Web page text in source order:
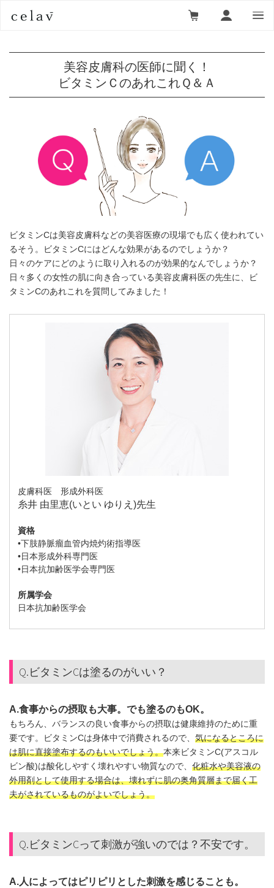
美容皮膚科の医師に聞く！
ビタミンＣのあれこれＱ＆Ａ
ビタミンCは美容皮膚科などの美容医療の現場でも広く使われてい
るそう。ビタミンCにはどんな効果があるのでしょうか？
日々のケアにどのように取り入れるのが効果的なんでしょうか？
日々多くの女性の肌に向き合っている美容皮膚科医の先生に、ビ
タミンCのあれこれを質問してみました！
皮膚科医 形成外科医
糸井 由里恵(いとい ゆりえ)先生
資格
•下肢静脈瘤血管内焼灼術指導医
•日本形成外科専門医
•日本抗加齢医学会専門医
所属学会
日本抗加齢医学会
Q.ビタミンCは塗るのがいい？
A.食事からの摂取も大事。でも塗るのもOK。
もちろん、バランスの良い食事からの摂取は健康維持のために重
要です。ビタミンCは身体中で消費されるので、 気になるところに
は肌に直接塗布するのもいいでしょう。本来ビタミンC(アスコル
ビン酸)は酸化しやすく壊れやすい物質なので、 化粧水や美容液の
外用剤として使用する場合は、壊れずに肌の奥角質層まで届く工
夫がされているものがよいでしょう。
Q.ビタミンCって刺激が強いのでは？不安です。
A.人によってはピリピリとした刺激を感じることも。